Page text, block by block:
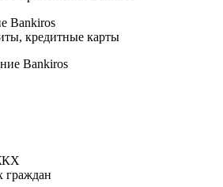
Bankiros
кредитные карты
граждан